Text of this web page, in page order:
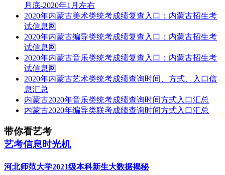
月底-2020年1月左右
2020年内蒙古美术类统考成绩复查入口：内蒙古招生考
试信息网
2020年内蒙古编导类统考成绩复查入口：内蒙古招生考
试信息网
2020年内蒙古音乐类统考成绩复查入口：内蒙古招生考
试信息网
2020年内蒙古艺术类统考成绩查询时间、方式、入口信
息汇总
内蒙古2020年音乐类统考成绩查询时间方式入口汇总
内蒙古2020年编导类联考成绩查询时间方式入口汇总
带你看艺考
艺考信息时光机
河北师范大学2021级本科新生大数据揭秘